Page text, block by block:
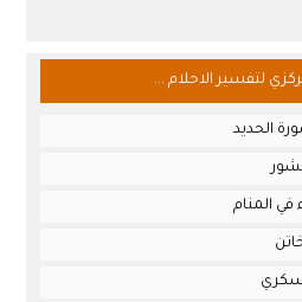
لتفسير الاحلام ...
الحديد
في المنام